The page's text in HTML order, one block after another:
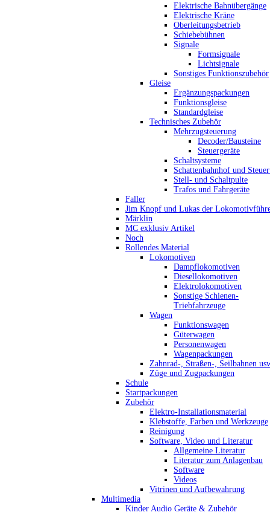
Elektrische Bahnübergänge
Elektrische Kräne
Oberleitungsbetrieb
Schiebebühnen
Signale
Formsignale
Lichtsignale
Sonstiges Funktionszubehör
Gleise
Ergänzungspackungen
Funktionsgleise
Standardgleise
Technisches Zubehör
Mehrzugsteuerung
Decoder/Bausteine
Steuergeräte
Schaltsysteme
Schattenbahnhof und
Stell- und Schaltpulte
Trafos und Fahrgeräte
Faller
Jim Knopf und Lukas der
Märklin
MC exklusiv Artikel
Noch
Rollendes Material
Lokomotiven
Dampflokomotiven
Diesellokomotiven
Elektrolokomotiven
Sonstige Schienen-
Triebfahrzeuge
Wagen
Funktionswagen
Güterwagen
Personenwagen
Wagenpackungen
Zahnrad-, Straßen-, Seilbahnen
Züge und Zugpackungen
Schule
Startpackungen
Zubehör
Elektro-Installationsmaterial
Klebstoffe, Farben und Werkzeuge
Reinigung
Software, Video und Literatur
Allgemeine Literatur
Literatur zum Anlagenbau
Software
Videos
Vitrinen und Aufbewahrung
Multimedia
Kinder Audio Geräte & Zubehör